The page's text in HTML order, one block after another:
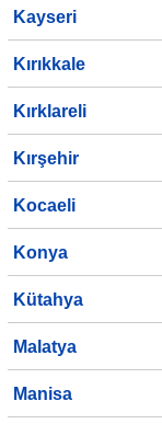
Kayseri
Kırıkkale
Kırklareli
Kırşehir
Kocaeli
Konya
Kütahya
Malatya
Manisa